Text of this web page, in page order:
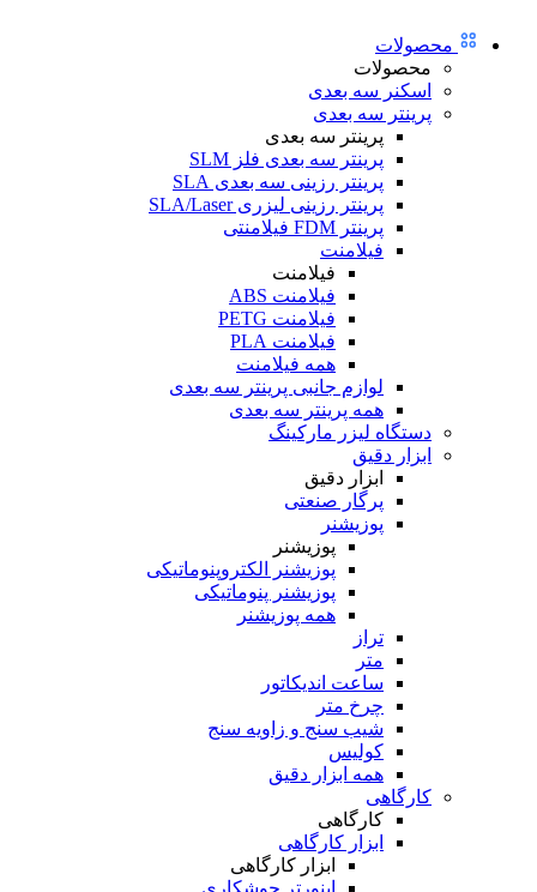
محصولات
محصولات
اسکنر سه بعدی
پرینتر سه بعدی
پرینتر سه بعدی
پرینتر سه بعدی فلز SLM
پرینتر رزینی سه بعدی SLA
پرینتر رزینی لیزری SLA/Laser
پرینتر FDM فیلامنتی
فیلامنت
فیلامنت
فیلامنت ABS
فیلامنت PETG
فیلامنت PLA
همه فیلامنت
لوازم جانبی پرینتر سه بعدی
همه پرینتر سه بعدی
دستگاه لیزر مارکینگ
ابزار دقیق
ابزار دقیق
پرگار صنعتی
پوزیشنر
پوزیشنر
پوزیشنر الکتروپنوماتیکی
پوزیشنر پنوماتیکی
همه پوزیشنر
تراز
متر
ساعت اندیکاتور
چرخ متر
شیب سنج و زاویه سنج
کولیس
همه ابزار دقیق
کارگاهی
کارگاهی
ابزار کارگاهی
ابزار کارگاهی
اینورتر جوشکاری